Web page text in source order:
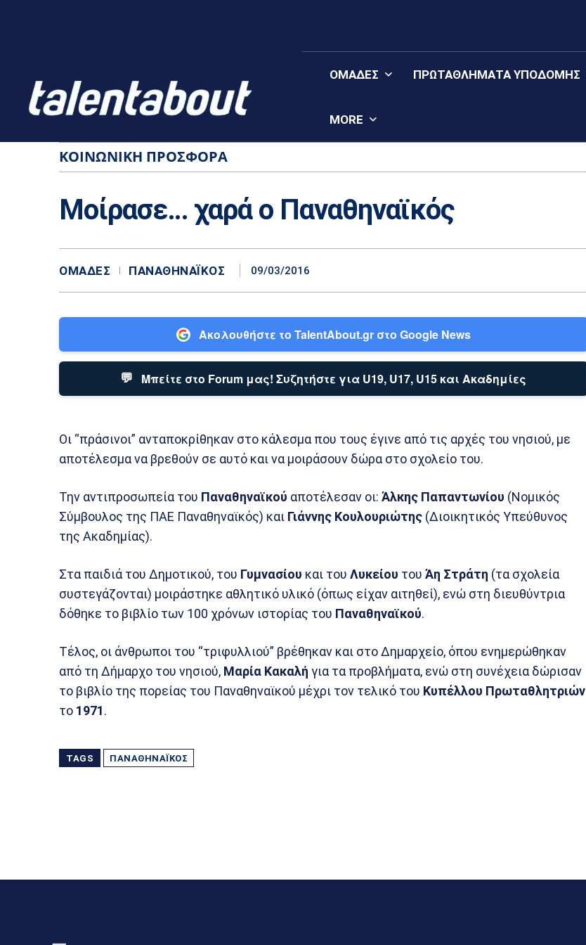
ΟΜΆΔΕΣ ΠΡΩΤΑΘΛΉΜΑΤΑ YΠΟΔΟΜΉΣ
MORE
ΚΟΙΝΩΝΙΚΉ ΠΡΟΣΦΟΡΆ
Μοίρασε… χαρά ο Παναθηναϊκός
ΟΜΆΔΕΣ ΠΑΝΑΘΗΝΑΪΚΌΣ 09/03/2016
Ακολουθήστε το TalentAbout.gr στο Google News
💬 Μπείτε στο Forum μας! Συζητήστε για U19, U17, U15 και Ακαδημίες
Οι “πράσινοι” ανταποκρίθηκαν στο κάλεσμα που τους έγινε από τις αρχές του νησιού, με
αποτέλεσμα να βρεθούν σε αυτό και να μοιράσουν δώρα στο σχολείο του.
Την αντιπροσωπεία του Παναθηναϊκού αποτέλεσαν οι: Άλκης Παπαντωνίου (Νομικός
Σύμβουλος της ΠΑΕ Παναθηναϊκός) και Γιάννης Κουλουριώτης (Διοικητικός Υπεύθυνος
της Ακαδημίας).
Στα παιδιά του Δημοτικού, του Γυμνασίου και του Λυκείου του Άη Στράτη (τα σχολεία
συστεγάζονται) μοιράστηκε αθλητικό υλικό (όπως είχαν αιτηθεί), ενώ στη διευθύντρια
δόθηκε το βιβλίο των 100 χρόνων ιστορίας του Παναθηναϊκού.
Τέλος, οι άνθρωποι του “τριφυλλιού” βρέθηκαν και στο Δημαρχείο, όπου ενημερώθηκαν
από τη Δήμαρχο του νησιού, Μαρία Κακαλή για τα προβλήματα, ενώ στη συνέχεια δώρισαν
το βιβλίο της πορείας του Παναθηναϊκού μέχρι τον τελικό του Κυπέλλου Πρωταθλητριών
το 1971.
TAGS ΠΑΝΑΘΗΝΑΪΚΌΣ